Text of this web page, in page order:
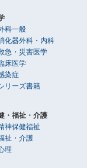
科一般
化器外科・内科
急・災害医学
床医学
染症
リーズ書籍
・福祉・介護
神保健福祉
祉・介護
理